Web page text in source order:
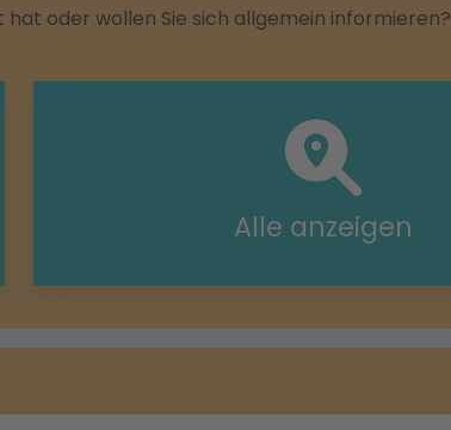
oder wollen Sie sich allgemein informieren?
Alle anzeigen